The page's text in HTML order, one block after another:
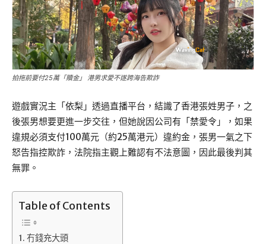
拍拖前要付25萬「贖金」 港男求愛不遂跨海告欺詐
遊戲實況主「依梨」透過直播平台，結識了香港張姓男子，之
後張男想要更進一步交往，但她說因公司有「禁愛令」，如果
違規必須支付100萬元（約25萬港元）違約金，張男一氣之下
怒告指控欺詐，法院指主觀上難認有不法意圖，因此最後判其
無罪。
Table of Contents
冇錢充大頭